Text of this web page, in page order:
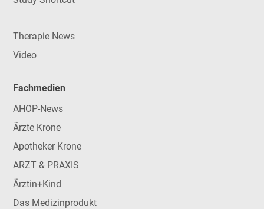
Therapie News
Video
Fachmedien
AHOP-News
Ärzte Krone
Apotheker Krone
ARZT & PRAXIS
Ärztin+Kind
Das Medizinprodukt